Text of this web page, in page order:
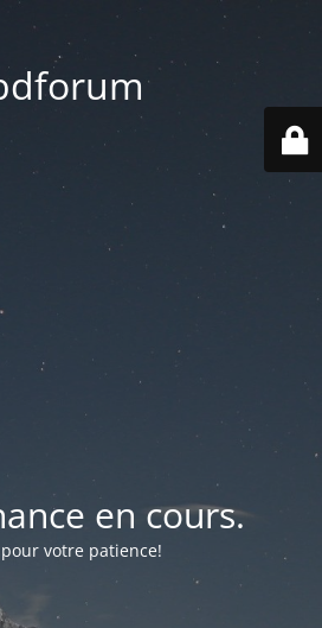
en cours.
votre patience!